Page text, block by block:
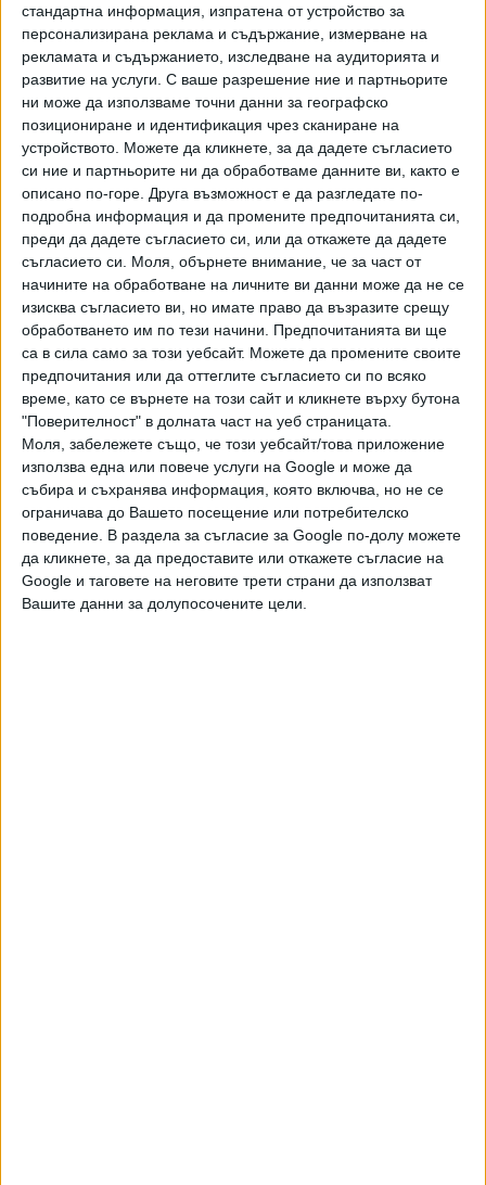
стандартна информация, изпратена от устройство за
персонализирана реклама и съдържание, измерване на
рекламата и съдържанието, изследване на аудиторията и
развитие на услуги. С ваше разрешение ние и партньорите
ни може да използваме точни данни за географско
позициониране и идентификация чрез сканиране на
устройството. Можете да кликнете, за да дадете съгласието
си ние и партньорите ни да обработваме данните ви, както е
описано по-горе. Друга възможност е да разгледате по-
подробна информация и да промените предпочитанията си,
преди да дадете съгласието си, или да откажете да дадете
съгласието си.
Моля, обърнете внимание, че за част от
начините на обработване на личните ви данни може да не се
изисква съгласието ви, но имате право да възразите срещу
обработването им по тези начини. Предпочитанията ви ще
са в сила само за този уебсайт. Можете да промените своите
предпочитания или да оттеглите съгласието си по всяко
време, като се върнете на този сайт и кликнете върху бутона
"Поверителност" в долната част на уеб страницата.
Моля, забележете също, че този уебсайт/това приложение
използва една или повече услуги на Google и може да
събира и съхранява информация, която включва, но не се
ограничава до Вашето посещение или потребителско
поведение. В раздела за съгласие за Google по-долу можете
да кликнете, за да предоставите или откажете съгласие на
Google и таговете на неговите трети страни да използват
Вашите данни за долупосочените цели.
четене. Йордан Терзийски от "Продължаваме
промяната" каза, че важната тема е "устойчивото
ценообразуване", а настоящият законопроект не
предлага решение на този въпрос. От ПП също ще
внесат свои предложения между първо и второ четене.
Джипо Джипов от "Демократична България" пък
заподозря, че се "оставя вратичка за вдигане на цените
в кратки срокове".
На чисто
Междувременно омбудсманът Велислава Делчева
настоя за мащабни промени във ВиК сектора.
"Подобрение няма, но трайно увеличение на цените има",
пише тя в писмо до Временната комисия по бюджет и
финанси.
"При огромни инвестиции от 2020 г. до момента загубите
на вода в страната остават изключително високи – над
60%, а средното увеличение на цените е над 72%. Тук
логично възниква въпросът – защо няма ефект от
инвестициите", пише Делчева, като припомня, че пред
тежки водни режими и кризи са изправени в Сливен,
Омуртаг, Шумен, Плевен, Брезник и населени места в
София област.